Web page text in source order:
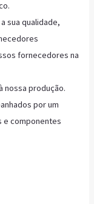
sua qualidade,
fornecedores na
nossa produção.
por um
e componentes